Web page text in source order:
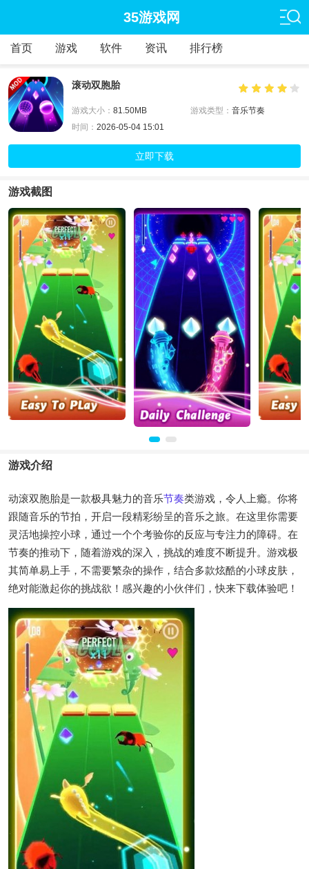
35游戏网
首页 游戏 软件 资讯 排行榜
滚动双胞胎
游戏大小： 81.50MB 游戏类型： 音乐节奏
时间： 2026-05-04 15:01
立即下载
游戏截图
游戏介绍
动滚双胞胎是一款极具魅力的音乐节奏类游戏，令人上瘾。你将
跟随音乐的节拍，开启一段精彩纷呈的音乐之旅。在这里你需要
灵活地操控小球，通过一个个考验你的反应与专注力的障碍。在
节奏的推动下，随着游戏的深入，挑战的难度不断提升。游戏极
其简单易上手，不需要繁杂的操作，结合多款炫酷的小球皮肤，
绝对能激起你的挑战欲！感兴趣的小伙伴们，快来下载体验吧！